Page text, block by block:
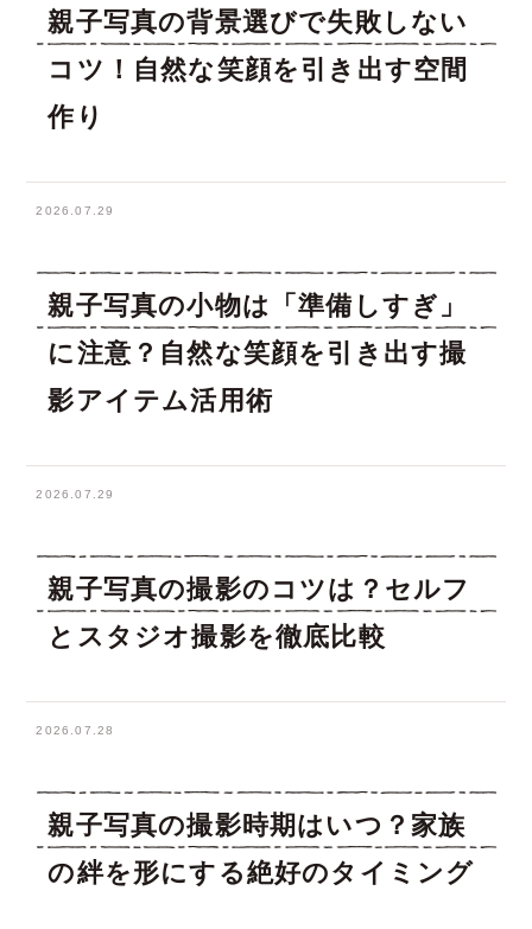
親子写真の背景選びで失敗しない
コツ！自然な笑顔を引き出す空間
作り
2026.07.29
親子写真の小物は「準備しすぎ」
に注意？自然な笑顔を引き出す撮
影アイテム活用術
2026.07.29
親子写真の撮影のコツは？セルフ
とスタジオ撮影を徹底比較
2026.07.28
親子写真の撮影時期はいつ？家族
の絆を形にする絶好のタイミング